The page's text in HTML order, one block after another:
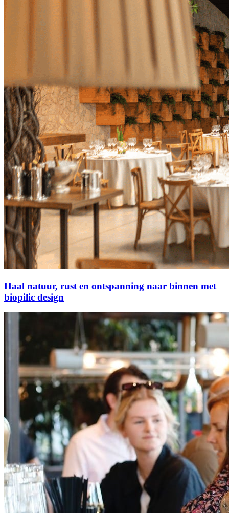
Haal natuur, rust en ontspanning naar binnen met
biopilic design